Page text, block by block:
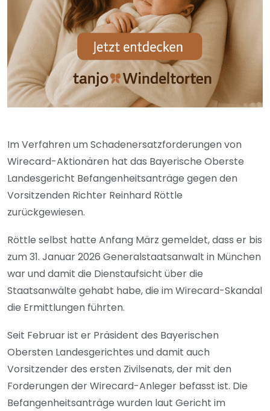
Im Verfahren um Schadenersatzforderungen von
Wirecard-Aktionären hat das Bayerische Oberste
Landesgericht Befangenheitsanträge gegen den
Vorsitzenden Richter Reinhard Röttle
zurückgewiesen.
Röttle selbst hatte Anfang März gemeldet, dass er bis
zum 31. Januar 2026 Generalstaatsanwalt in München
war und damit die Dienstaufsicht über die
Staatsanwälte gehabt habe, die im Wirecard-Skandal
die Ermittlungen führten.
Seit Februar ist er Präsident des Bayerischen
Obersten Landesgerichtes und damit auch
Vorsitzender des ersten Zivilsenats, der mit den
Forderungen der Wirecard-Anleger befasst ist. Die
Befangenheitsanträge wurden laut Gericht im